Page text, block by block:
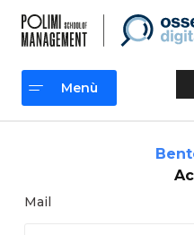
contenuto
Menù
Mail